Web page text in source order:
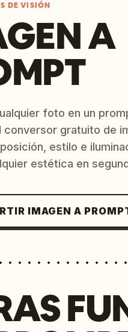
DE VISIÓN
A
foto en un
conversor gratuito de
estilo e
estética en
IMAGEN A